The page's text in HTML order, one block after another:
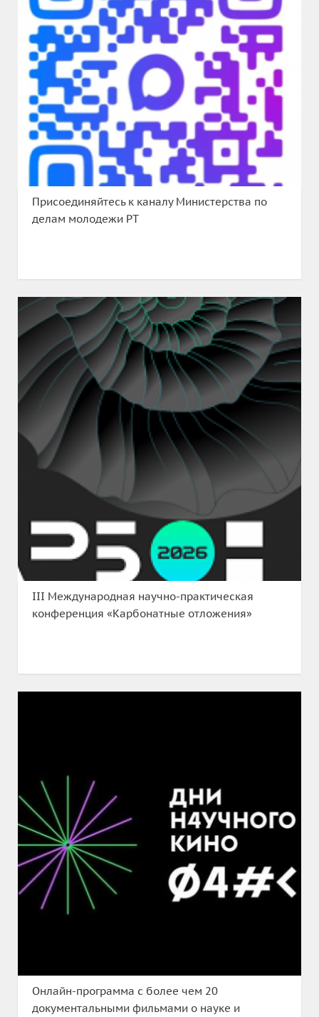
Присоединяйтесь к каналу Министерства по
делам молодежи РТ
III Международная научно-практическая
конференция «Карбонатные отложения»
Онлайн-программа с более чем 20
документальными фильмами о науке и